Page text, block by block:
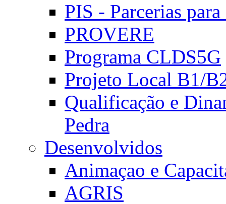
PIS - Parcerias
PROVERE
Programa CLDS5G
Projeto Local B1/
Qualificação e
Pedra
Desenvolvidos
Animaçao e
AGRIS